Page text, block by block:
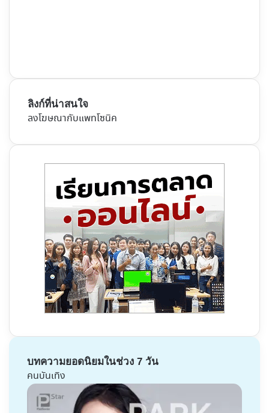
ลิงก์ที่น่าสนใจ
ลงโฆษณากับแพทโซนิค
บทความยอดนิยมในช่วง 7 วัน
คนบันเทิง